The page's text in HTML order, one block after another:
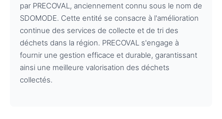
par PRECOVAL, anciennement connu sous le nom de
SDOMODE. Cette entité se consacre à l'amélioration
continue des services de collecte et de tri des
déchets dans la région. PRECOVAL s'engage à
fournir une gestion efficace et durable, garantissant
ainsi une meilleure valorisation des déchets
collectés.